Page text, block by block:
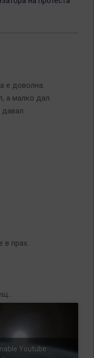
е доволна.
а малко дал.
в прах.
Youtube